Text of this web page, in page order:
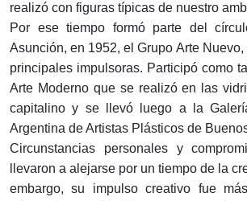
realizó con figuras típicas de nuestro
Por ese tiempo formó parte del
Asunción, en 1952, el Grupo Arte
principales impulsoras. Participó como
Arte Moderno que se realizó en las
capitalino y se llevó luego a la
Argentina de Artistas Plásticos de
Circunstancias personales y
llevaron a alejarse por un tiempo de la
embargo, su impulso creativo fue